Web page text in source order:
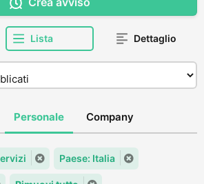
Lista Dettaglio
Personale Company
Paese: Italia